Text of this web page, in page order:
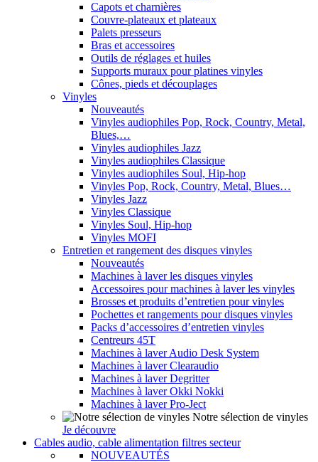
Capots et charnières
Couvre-plateaux et plateaux
Palets presseurs
Bras et accessoires
Outils de réglages et huiles
Supports muraux pour platines vinyles
Cônes, pieds et découplages
Vinyles
Nouveautés
Vinyles audiophiles Pop, Rock, Country, Metal,
Blues,…
Vinyles audiophiles Jazz
Vinyles audiophiles Classique
Vinyles audiophiles Soul, Hip-hop
Vinyles Pop, Rock, Country, Metal, Blues…
Vinyles Jazz
Vinyles Classique
Vinyles Soul, Hip-hop
Vinyles MOFI
Entretien et rangement des disques vinyles
Nouveautés
Machines à laver les disques vinyles
Accessoires pour machines à laver les vinyles
Brosses et produits d’entretien pour vinyles
Pochettes et rangements pour disques vinyles
Packs d’accessoires d’entretien vinyles
Centreurs 45T
Machines à laver Audio Desk System
Machines à laver Clearaudio
Machines à laver Degritter
Machines à laver Okki Nokki
Machines à laver Pro-Ject
Notre sélection de vinyles
Je découvre
Cables audio, cable alimentation filtres secteur
NOUVEAUTÉS